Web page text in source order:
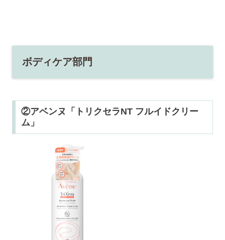
ボディケア部門
②アベンヌ「トリクセラNT フルイドクリー
ム」